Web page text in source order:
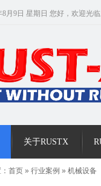
8月9日 星期日 您好，欢迎光
关于RUSTX
首页 » 行业案例 » 机械设备